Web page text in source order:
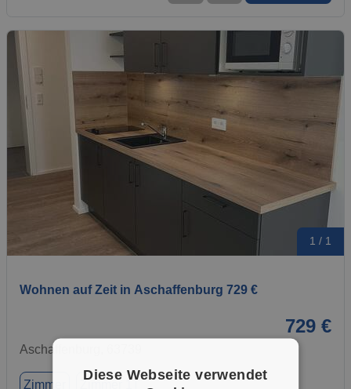
1 / 1
Wohnen auf Zeit in Aschaffenburg 729 €
729 €
Aschaffenburg, 63739
Zimmer
Diese Webseite verwendet